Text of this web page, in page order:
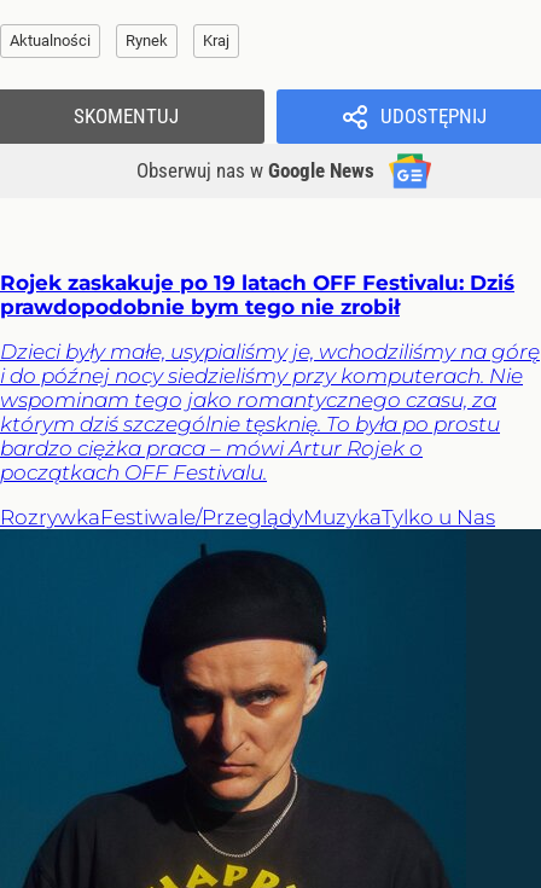
Aktualności Rynek Kraj
UDOSTĘPNIJ
Obserwuj nas w Google News
SKOMENTUJ
Rojek zaskakuje po 19 latach OFF Festivalu: Dziś
prawdopodobnie bym tego nie zrobił
Dzieci były małe, usypialiśmy je, wchodziliśmy na górę
i do późnej nocy siedzieliśmy przy komputerach. Nie
wspominam tego jako romantycznego czasu, za
którym dziś szczególnie tęsknię. To była po prostu
bardzo ciężka praca – mówi Artur Rojek o
początkach OFF Festivalu.
RozrywkaFestiwale/PrzeglądyMuzykaTylko u Nas